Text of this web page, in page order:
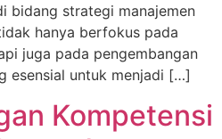
bidang strategi manajemen
hanya berfokus pada
juga pada pengembangan
esensial untuk menjadi […]
Kompetensi